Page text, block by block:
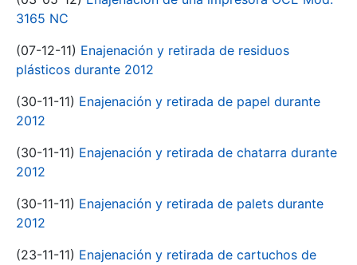
3165 NC
(07-12-11) Enajenación y retirada de residuos
plásticos durante 2012
(30-11-11) Enajenación y retirada de papel durante
2012
(30-11-11) Enajenación y retirada de chatarra durante
2012
(30-11-11) Enajenación y retirada de palets durante
2012
(23-11-11) Enajenación y retirada de cartuchos de